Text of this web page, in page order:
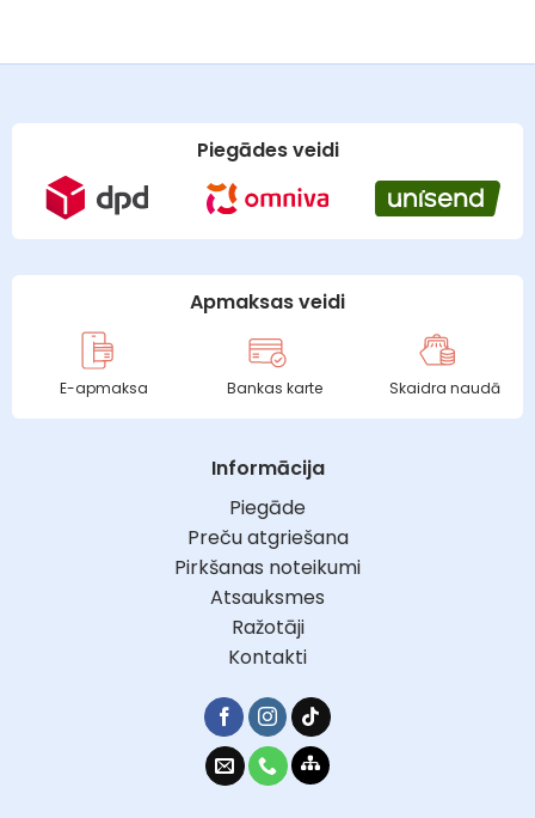
Piegādes veidi
Apmaksas veidi
E-apmaksa Bankas karte Skaidra naudā
Informācija
Piegāde
Preču atgriešana
Pirkšanas noteikumi
Atsauksmes
Ražotāji
Kontakti